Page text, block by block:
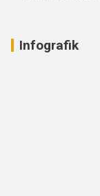
Infografik